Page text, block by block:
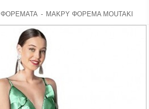
ΦΟΡΕΜΑΤΑ ΜΑΚΡΥ ΦΟΡΕΜΑ MOUTAKI